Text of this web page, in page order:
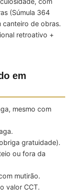
(Súmula 364
canteiro de obras.
retroativo +
em
mesmo com
gratuidade).
ou fora da
mutirão.
valor CCT.